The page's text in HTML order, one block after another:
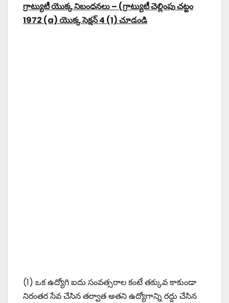
గ్రాట్యుటీ యొక్క నిబంధనలు – (గ్రాట్యుటీ చెల్లింపు చట్టం
1972 (a) యొక్క సెక్షన్ 4 (1) చూడండి
(1) ఒక ఉద్యోగి ఐదు సంవత్సరాల కంటే తక్కువ కాకుండా
నిరంతర సేవ చేసిన తర్వాత అతని ఉద్యోగాన్ని రద్దు చేసిన